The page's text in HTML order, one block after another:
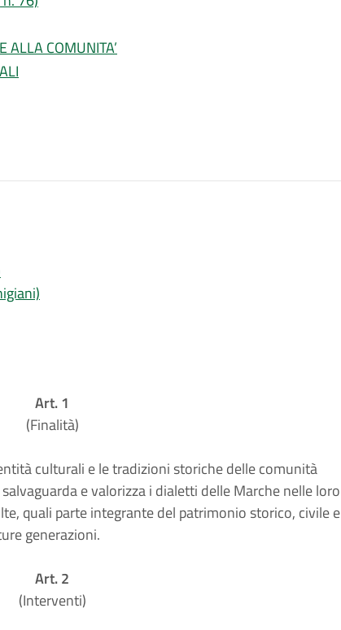
ALLA COMUNITA’
Art. 1
(Finalità)
culturali e le tradizioni storiche delle comunità
e valorizza i dialetti delle Marche nelle loro
quali parte integrante del patrimonio storico, civile e
generazioni.
Art. 2
(Interventi)